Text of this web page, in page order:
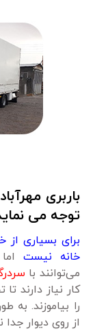
باربری
توجه می
برای بسیاری
خانه نیستاما
می‌توانند با
کار نیاز دارند
را بیاموزند. به
از روی دیوار